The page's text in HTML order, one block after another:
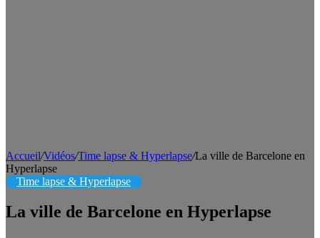
Accueil/Vidéos/Time lapse & Hyperlapse/La ville de Barcelone en
Hyperlapse
Time lapse & Hyperlapse
La ville de Barcelone en Hyperlapse